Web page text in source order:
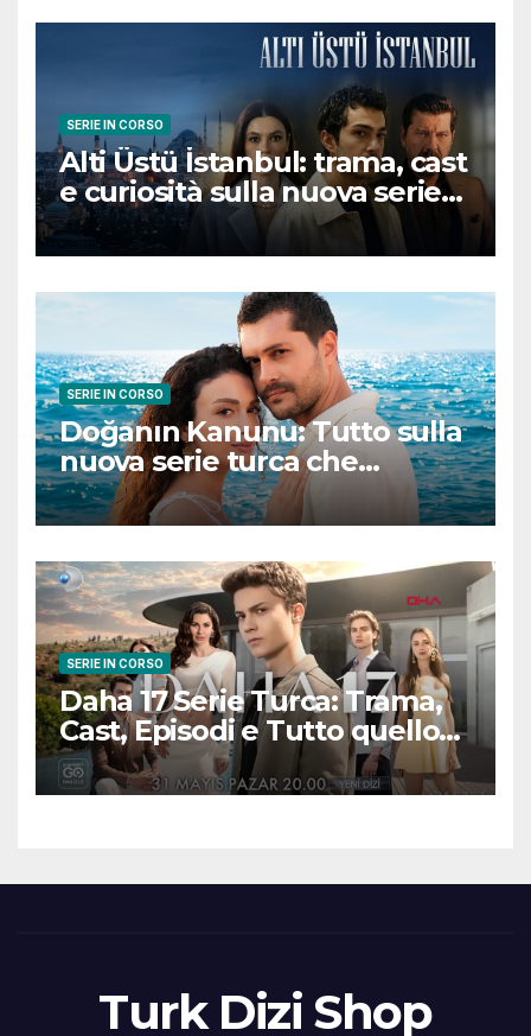
SERIE IN CORSO
Alti Üstü İstanbul: trama, cast
e curiosità sulla nuova serie
turca ambientata a Ziyanker
SERIE IN CORSO
Doğanın Kanunu: Tutto sulla
nuova serie turca che
promette emozioni e colpi di
scena
SERIE IN CORSO
Daha 17 Serie Turca: Trama,
Cast, Episodi e Tutto quello
che Devi Sapere
Turk Dizi Shop